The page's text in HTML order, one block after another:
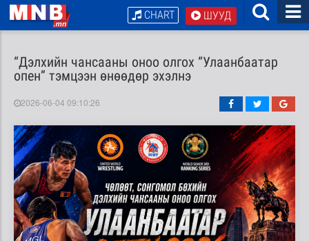
ШУУД
CHART
“Дэлхийн чансааны оноо олгох “Улаанбаатар
опен” тэмцээн өнөөдөр эхэлнэ
2026-06-04 09:10:26